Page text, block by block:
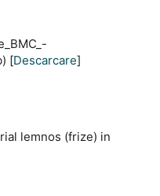
[Descarcare]
lemnos (frize) in